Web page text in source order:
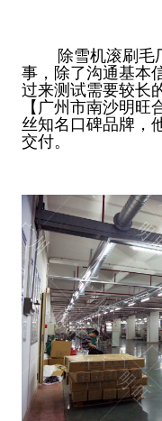
除雪机滚刷毛厂
事，除了沟通基本
过来测试需要较长
【广州市南沙明旺
丝知名口碑品牌，
交付。